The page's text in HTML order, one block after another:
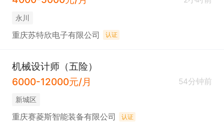
永川
重庆苏特欣电子有限公司 认证
机械设计师（五险）
6000-12000元/月
54分钟前
新城区
重庆赛菱斯智能装备有限公司 认证